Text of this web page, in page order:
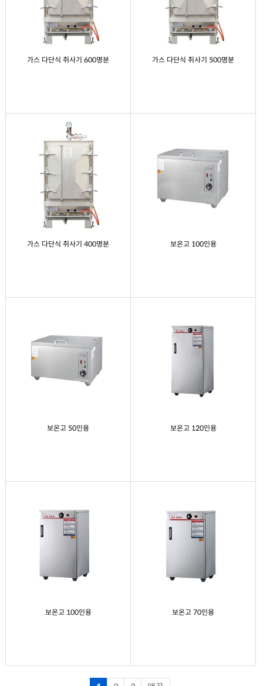
가스 다단식 취사기 600명분 가스 다단식 취사기 500명분
가스 다단식 취사기 400명분 보온고 100인용
보온고 50인용 보온고 120인용
보온고 100인용 보온고 70인용